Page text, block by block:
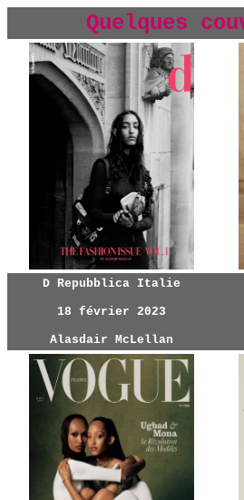
Quelques
D Repubblica Italie
18 février 2023
Alasdair McLellan